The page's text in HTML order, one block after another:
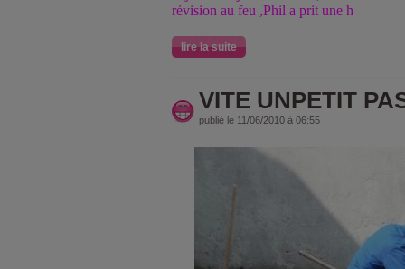
révision au feu ,Phil a prit une h
lire la suite
VITE UNPETIT
publié le 11/06/2010 à 06:55